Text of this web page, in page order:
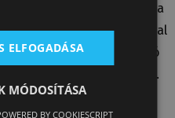
adó lépésbetétekkel, dupla
fémkarikával és csatokkal
a pántokon és a hátsó
Tattini logoval díszítve.
Lótakarók /Karámtakaró
ELFOGADÁSA
MÓDOSÍTÁSA
BY COOKIESCRIPT